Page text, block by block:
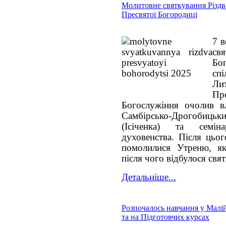
Молитовне святкування
Пресвятої Богородиці
7
Богослужіння очолив
Самбірсько-
(Ісіченка) та
духовенства. Після
помолилися Утреню,
після чого відбулося
Детальніше...
Розпочалось навчання у Малій
та на Підготовчих курсах